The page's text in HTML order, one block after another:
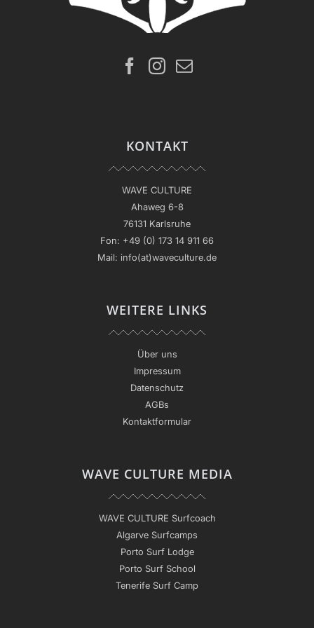
KONTAKT
WAVE CULTURE
Ahaweg 6-8
76131 Karlsruhe
Fon: +49 (0) 173 14 911 66
Mail: info(at)waveculture.de
WEITERE LINKS
Über uns
Impressum
Datenschutz
AGBs
Kontaktformular
WAVE CULTURE MEDIA
WAVE CULTURE Surfcoach
Algarve Surfcamps
Porto Surf Lodge
Porto Surf School
Tenerife Surf Camp